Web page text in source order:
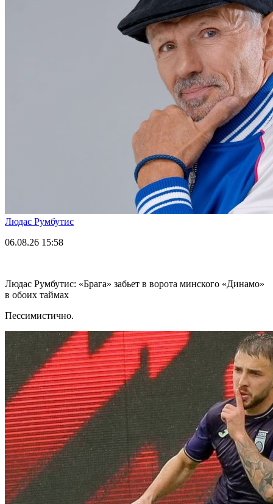
Людас Румбутис
06.08.26 15:58
Людас Румбутис: «Брага» забьет в ворота минского «Динамо»
в обоих таймах
Пессимистично.